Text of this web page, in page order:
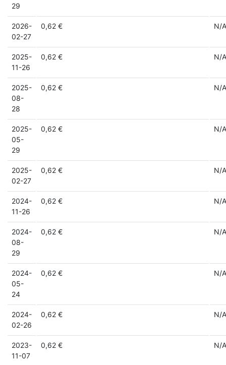
29
2026-
02-27
0,62 € N/A
2025-
11-26
0,62 € N/A
2025-
08-
28
0,62 € N/A
2025-
05-
29
0,62 € N/A
2025-
02-27
0,62 € N/A
2024-
11-26
0,62 € N/A
2024-
08-
29
0,62 € N/A
2024-
05-
24
0,62 € N/A
2024-
02-26
0,62 € N/A
2023-
11-07
0,62 € N/A